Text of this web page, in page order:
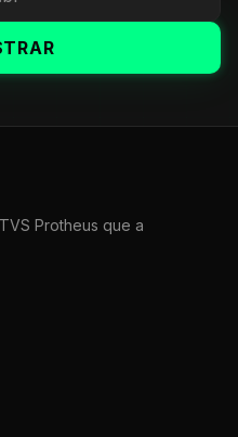
Protheus que a